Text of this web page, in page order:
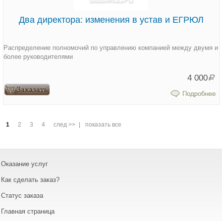
Два директора: изменения в устав и ЕГРЮЛ
Распределение полномочий по управлению компанией между двумя и
более руководителями
4 000Р
1 2 3 4 след >> | показать все
Оказание услуг
Как сделать заказ?
Статус заказа
Главная страница